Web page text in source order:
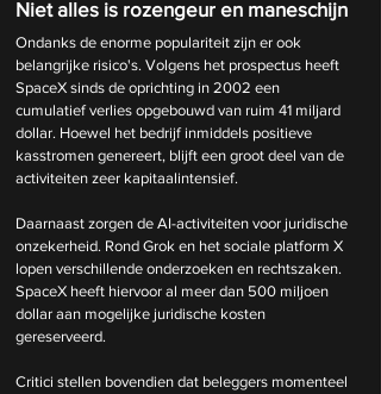
Niet alles is rozengeur en maneschijn
Ondanks de enorme populariteit zijn er ook
belangrijke risico's. Volgens het prospectus heeft
SpaceX sinds de oprichting in 2002 een
cumulatief verlies opgebouwd van ruim 41 miljard
dollar. Hoewel het bedrijf inmiddels positieve
kasstromen genereert, blijft een groot deel van de
activiteiten zeer kapitaalintensief.
Daarnaast zorgen de AI-activiteiten voor juridische
onzekerheid. Rond Grok en het sociale platform X
lopen verschillende onderzoeken en rechtszaken.
SpaceX heeft hiervoor al meer dan 500 miljoen
dollar aan mogelijke juridische kosten
gereserveerd.
Critici stellen bovendien dat beleggers momenteel